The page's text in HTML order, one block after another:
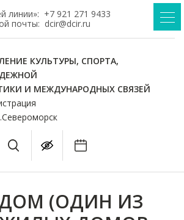
линии»: +7 921 271 9433
почты: dcir@dcir.ru
КУЛЬТУРЫ, СПОРТА,
И МЕЖДУНАРОДНЫХ СВЯЗЕЙ
(ОДИН ИЗ